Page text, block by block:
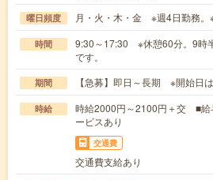
曜日頻度 月・火・木・金 ※週4日勤務。
時間
9:30～17:30 ※休憩60分。9時
です。
期間 【急募】即日～長期 ※開始日
時給
時給2000円～2100円＋交 ■給
ービスあり
交通費
交通費支給あり